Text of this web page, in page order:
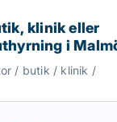
klinik eller
klinik eller
i
Husie m.fl.
/ butik / klinik /